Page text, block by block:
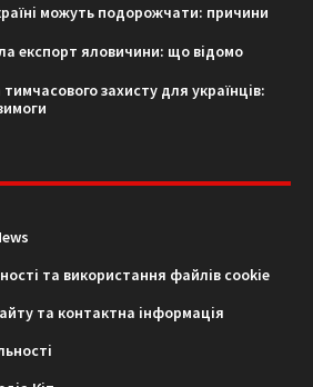
можуть подорожчати: причини
експорт яловичини: що відомо
захисту для українців:
та використання файлів cookie
та контактна інформація